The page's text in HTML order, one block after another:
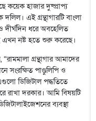
কয়েক হাজার দুষ্প্রাপ্য
এই গ্রন্থাগারটি বাংলা
দীর্ঘদিন ধরে অবহেলিত
নষ্ট হতে শুরু করেছে।
গ্রন্থাগার আমাদের
সংরক্ষিত পাণ্ডুলিপি ও
ডিজিটাল পদ্ধতিতে
রাখা দরকার। আমি বিষয়টি
ব্যবস্থা